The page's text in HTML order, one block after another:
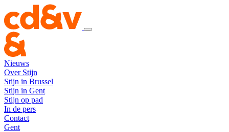
Nieuws
Over Stijn
Stijn in Brussel
Stijn in Gent
Stijn op pad
In de pers
Contact
Gent